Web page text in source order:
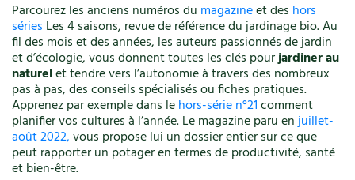
Parcourez les anciens numéros du magazineet des hors
séries Les 4 saisons, revue de référence du jardinage bio. Au
fil des mois et des années, les auteurs passionnés de jardin
et d’écologie, vous donnent toutes les clés pourjardiner au
naturelet tendre vers l’autonomie à travers des nombreux
pas à pas, des conseils spécialisés ou fiches pratiques.
Apprenez par exemple dans lehors-série n°21comment
planifier vos cultures à l’année. Le magazine paru enjuillet-
août 2022,vous propose lui un dossier entier sur ce que
peut rapporter un potager en termes de productivité, santé
et bien-être.